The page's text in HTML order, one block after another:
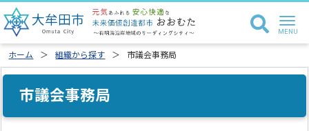
ホーム 組織から探す 市議会事務局
市議会事務局